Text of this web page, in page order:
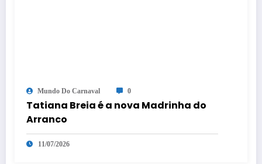
Mundo Do Carnaval 0
Tatiana Breia é a nova Madrinha do
Arranco
11/07/2026